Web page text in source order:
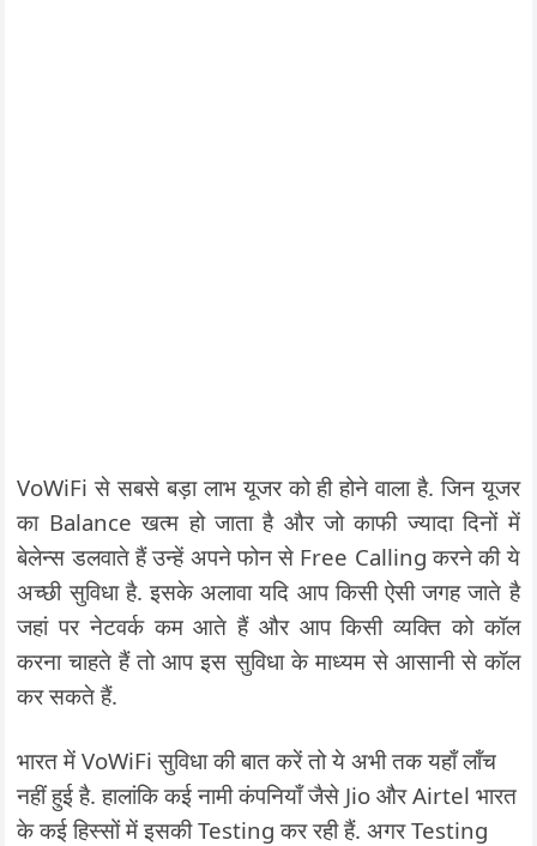
VoWiFi से सबसे बड़ा लाभ यूजर को ही होने वाला है. जिन यूजर
का Balance खत्म हो जाता है और जो काफी ज्यादा दिनों में
बेलेन्स डलवाते हैं उन्हें अपने फोन से Free Calling करने की ये
अच्छी सुविधा है. इसके अलावा यदि आप किसी ऐसी जगह जाते है
जहां पर नेटवर्क कम आते हैं और आप किसी व्यक्ति को कॉल
करना चाहते हैं तो आप इस सुविधा के माध्यम से आसानी से कॉल
कर सकते हैं.
भारत में VoWiFi सुविधा की बात करें तो ये अभी तक यहाँ लॉंच
नहीं हुई है. हालांकि कई नामी कंपनियाँ जैसे Jio और Airtel भारत
के कई हिस्सों में इसकी Testing कर रही हैं. अगर Testing